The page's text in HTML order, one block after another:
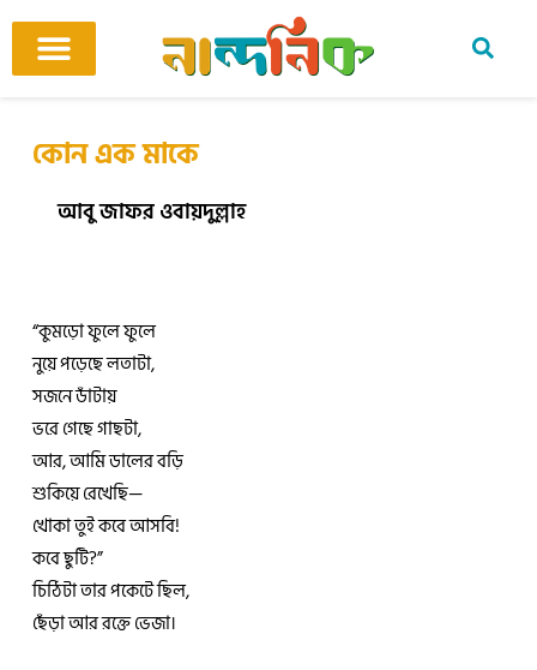
content
কোন এক মাকে
আবু জাফর ওবায়দুল্লাহ
“কুমড়ো ফুলে ফুলে
নুয়ে পড়েছে লতাটা,
সজনে ডাঁটায়
ভরে গেছে গাছটা,
আর, আমি ডালের বড়ি
শুকিয়ে রেখেছি—
খোকা তুই কবে আসবি!
কবে ছুটি?”
চিঠিটা তার পকেটে ছিল,
ছেঁড়া আর রক্তে ভেজা।